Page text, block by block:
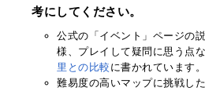
考にしてください。
公式の「イベント」ページの
様、プレイして疑問に思う点
里との比較 に書かれています。
難易度の高いマップに挑戦し